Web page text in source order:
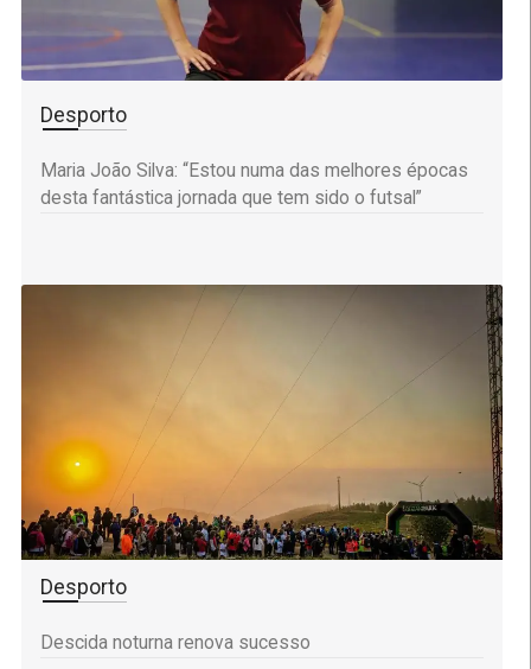
Desporto
Maria João Silva: “Estou numa das melhores épocas
desta fantástica jornada que tem sido o futsal”
Desporto
Descida noturna renova sucesso